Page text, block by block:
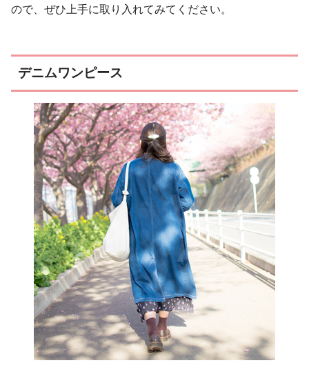
ので、ぜひ上手に取り入れてみてください。
デニムワンピース